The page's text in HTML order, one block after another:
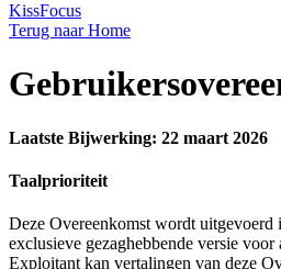
KissFocus
Terug naar Home
Laatste Bijwerking: 22 maart 2026
Taalprioriteit
Deze Overeenkomst wordt uitgevoerd
exclusieve gezaghebbende versie
Exploitant kan vertalingen van deze